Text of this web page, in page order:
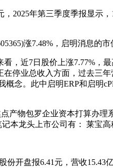
年第三季度季报显示，
涨7.48%，启明消息的市
近7日股价上涨7.77%，
停业总收入方面，过去三
念。此中启明ERP和启明
产物包罗企业资本打算办理
本龙头上市公司有： 莱宝高
开盘报6.41元，营收15.43